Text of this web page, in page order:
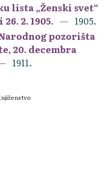
lista „Ženski svet“
2. 1905.
1905.
pozorišta
20. decembra
1911.